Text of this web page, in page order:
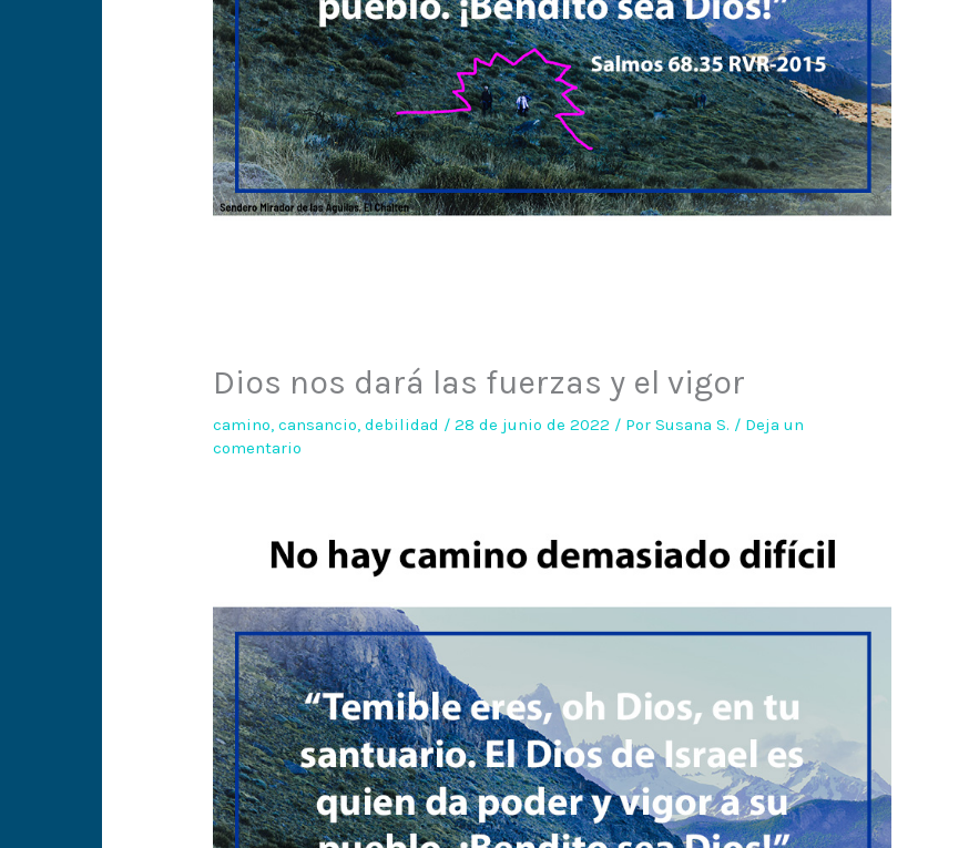
Dios nos dará las fuerzas y el vigor
camino,cansancio,debilidad /28 de junio de 2022 / PorSusana S. / Deja un
comentario